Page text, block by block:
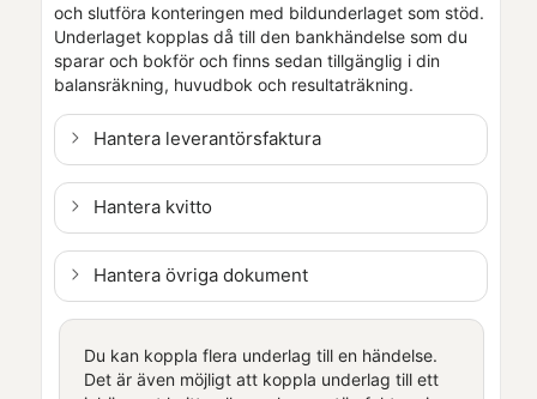
och slutföra konteringen med bildunderlaget som stöd.
Underlaget kopplas då till den bankhändelse som du
sparar och bokför och finns sedan tillgänglig i din
balansräkning, huvudbok och resultaträkning.
Hantera leverantörsfaktura
Hantera kvitto
Hantera övriga dokument
Du kan koppla flera underlag till en händelse.
Det är även möjligt att koppla underlag till ett